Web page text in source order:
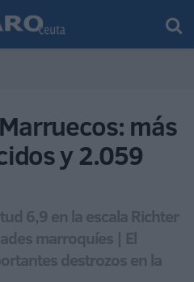
más
y 2.059
6,9 en la escala Richter
marroquíes | El
destrozos en la